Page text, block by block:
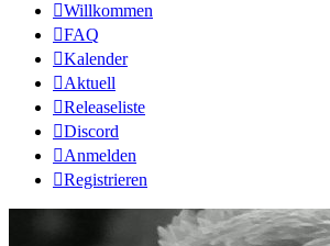
Willkommen
FAQ
Kalender
Aktuell
Releaseliste
Discord
Anmelden
Registrieren